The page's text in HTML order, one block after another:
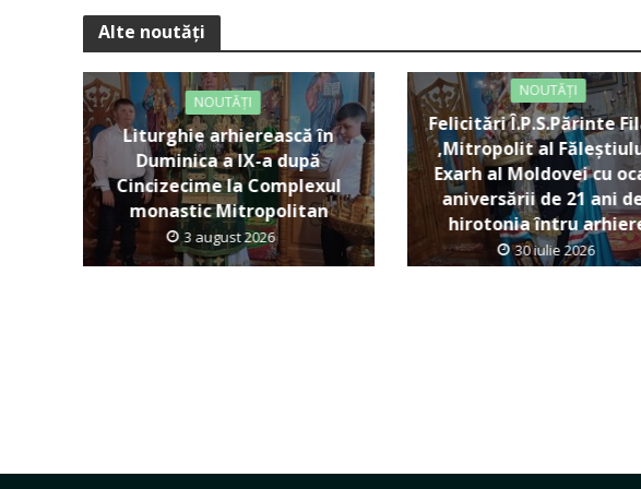
Alte noutăți
NOUTĂȚI
Liturghie arhierească în
Duminica a IX-a după
Cincizecime la Complexul
monastic Mitropolitan
3 august 2026
NOUTĂȚI
Felicitări Î.P.S.Părinte
,Mitropolit al
Exarh al Moldovei cu
aniversării de 21 ani
hirotonia întru
30 iulie 2026